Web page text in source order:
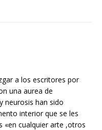
a los escritores por
una aurea de
neurosis han sido
interior que se les
«en cualquier arte ,otros